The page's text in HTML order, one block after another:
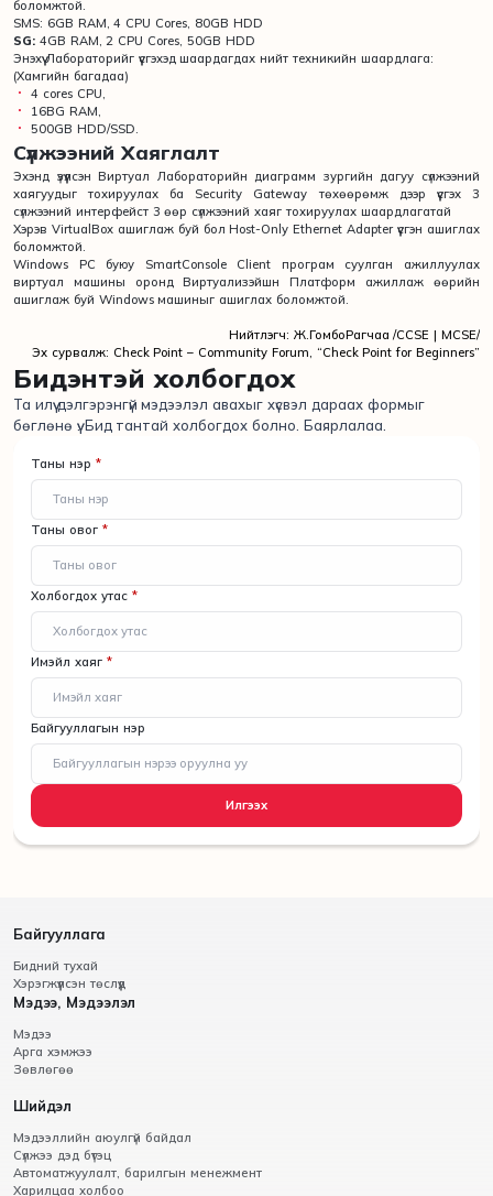
боломжтой.
SMS: 6GB RAM, 4 CPU Cores, 80GB HDD
SG: 4GB RAM, 2 CPU Cores, 50GB HDD
Энэхүү Лабораторийг үүсгэхэд шаардагдах нийт техникийн шаардлага:
(Хамгийн багадаа)
4 cores CPU,
16BG RAM,
500GB HDD/SSD.
Сүлжээний Хаяглалт
Эхэнд үзүүлсэн Виртуал Лабораторийн диаграмм зургийн дагуу сүлжээний
хаягуудыг тохируулах ба Security Gateway төхөөрөмж дээр үүсгэх 3
сүлжээний интерфейст 3 өөр сүлжээний хаяг тохируулах шаардлагатай
Хэрэв VirtualBox ашиглаж буй бол Host-Only Ethernet Adapter үүсгэн ашиглах
боломжтой.
Windows PC буюу SmartConsole Client програм суулган ажиллуулах
виртуал машины оронд Виртуализэйшн Платформ ажиллаж өөрийн
ашиглаж буй Windows машиныг ашиглах боломжтой.
Нийтлэгч: Ж.ГомбоРагчаа /CCSE | MCSE/
Эх сурвалж: Check Point – Community Forum, “Check Point for Beginners”
Бидэнтэй холбогдох
Та илүү дэлгэрэнгүй мэдээлэл авахыг хүсвэл дараах формыг
бөглөнө үү. Бид тантай холбогдох болно. Баярлалаа.
Таны нэр *
Таны овог *
Холбогдох утас *
Имэйл хаяг *
Байгууллагын нэр
Илгээх
Байгууллага
Бидний тухай
Хэрэгжүүлсэн төслүүд
Мэдээ, Мэдээлэл
Мэдээ
Арга хэмжээ
Зөвлөгөө
Шийдэл
Мэдээллийн аюулгүй байдал
Сүлжээ дэд бүтэц
Автоматжуулалт, барилгын менежмент
Харилцаа холбоо